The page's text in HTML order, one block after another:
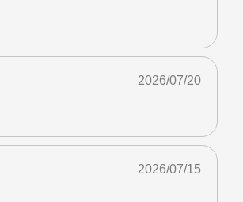
2026/07/20
2026/07/15